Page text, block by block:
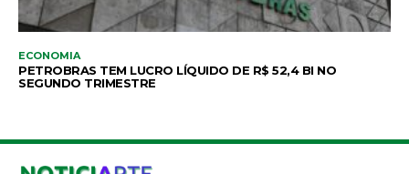
ECONOMIA
PETROBRAS TEM LUCRO LÍQUIDO DE R$ 52,4 BI NO
SEGUNDO TRIMESTRE